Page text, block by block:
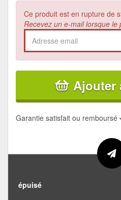
Ce produit est en rupture de
Recevez un e-mail lorsque
Ajouter
Garantie satisfait ou remboursé
épuisé